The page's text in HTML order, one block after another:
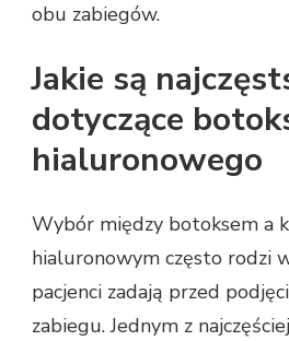
obu zabiegów.
Jakie są
dotyczące
hialuronowego
Wybór między botoksem a
hialuronowym często rodzi
pacjenci zadają przed
zabiegu. Jednym z